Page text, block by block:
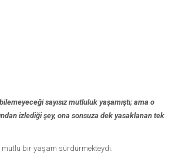
sayısız mutluluk yaşamıştı; ama o
izlediği şey, ona sonsuza dek yasaklanan tek
bir yaşam sürdürmekteydi.